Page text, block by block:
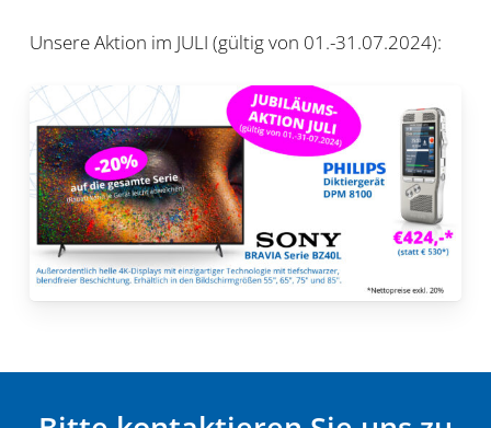
Unsere Aktion im JULI (gültig von 01.-31.07.2024):